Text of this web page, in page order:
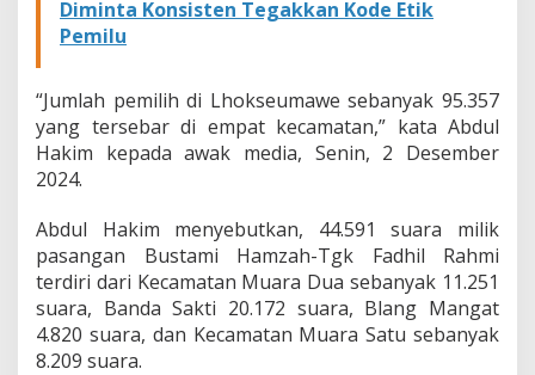
Diminta Konsisten Tegakkan Kode Etik
Pemilu
“Jumlah pemilih di Lhokseumawe sebanyak 95.357
yang tersebar di empat kecamatan,” kata Abdul
Hakim kepada awak media, Senin, 2 Desember
2024.
Abdul Hakim menyebutkan, 44.591 suara milik
pasangan Bustami Hamzah-Tgk Fadhil Rahmi
terdiri dari Kecamatan Muara Dua sebanyak 11.251
suara, Banda Sakti 20.172 suara, Blang Mangat
4.820 suara, dan Kecamatan Muara Satu sebanyak
8.209 suara.